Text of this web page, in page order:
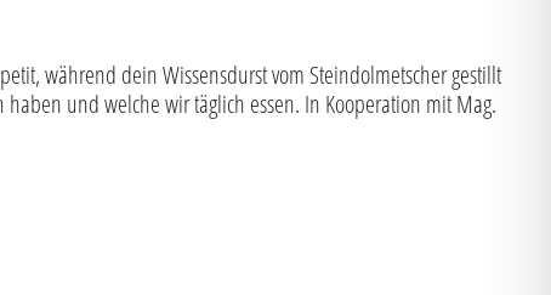
während dein Wissensdurst vom Steindolmetscher gestillt
und welche wir täglich essen. In Kooperation mit Mag.